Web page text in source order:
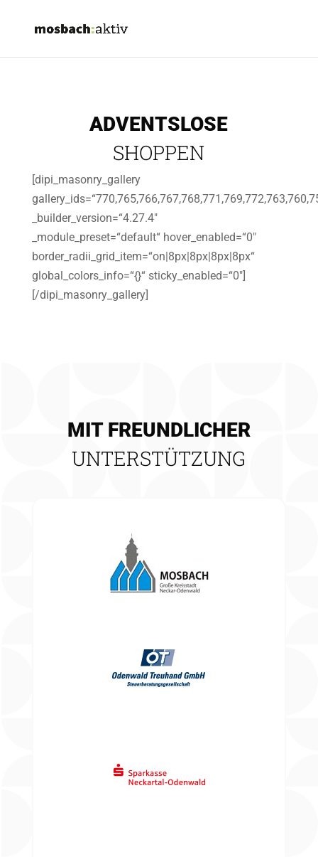
ADVENTSLOSE
SHOPPEN
[dipi_masonry_gallery
_builder_version=“4.27.4″
_module_preset=“default“ hover_enabled=“0″
border_radii_grid_item=“on|8px|8px|8px|8px“
global_colors_info=“{}“ sticky_enabled=“0″]
[/dipi_masonry_gallery]
MIT FREUNDLICHER
UNTERSTÜTZUNG